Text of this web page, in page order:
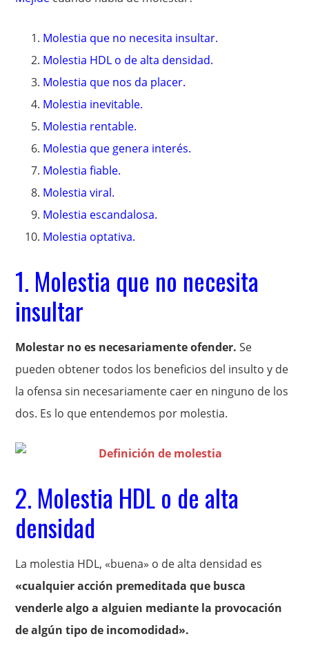
Molestia que no necesita insultar.
Molestia HDL o de alta densidad.
Molestia que nos da placer.
Molestia inevitable.
Molestia rentable.
Molestia que genera interés.
Molestia fiable.
Molestia viral.
Molestia escandalosa.
Molestia optativa.
1. Molestia que no necesita
insultar
Molestar no es necesariamente ofender. Se
pueden obtener todos los beneficios del insulto y de
la ofensa sin necesariamente caer en ninguno de los
dos. Es lo que entendemos por molestia.
2. Molestia HDL o de alta
densidad
La molestia HDL, «buena» o de alta densidad es
«cualquier acción premeditada que busca
venderle algo a alguien mediante la provocación
de algún tipo de incomodidad».